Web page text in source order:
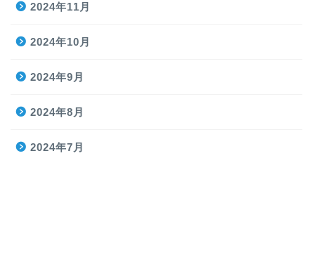
2024年11月
2024年10月
2024年9月
2024年8月
2024年7月